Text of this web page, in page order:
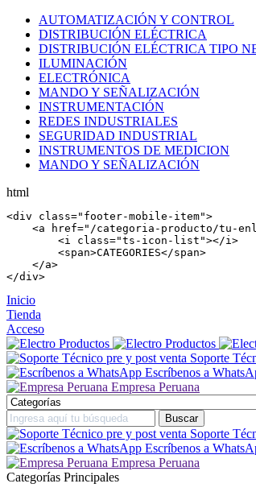
AUTOMATIZACIÓN Y CONTROL
DISTRIBUCIÓN ELÉCTRICA
DISTRIBUCIÓN ELÉCTRICA TIPO
ILUMINACIÓN
ELECTRÓNICA
MANDO Y SEÑALIZACIÓN
INSTRUMENTACIÓN
REDES INDUSTRIALES
SEGURIDAD INDUSTRIAL
INSTRUMENTOS DE MEDICION
MANDO Y SEÑALIZACIÓN
html
<div class="footer-mobile-item">
    <
a href="/categoria-producto/tu-
        <
i class="ts-icon-list"></i >
        <
span>CATEGORIES</span>
    </
a>
</div>
Inicio
Tienda
Acceso
Soporte
Escríbenos a
Empresa Peruana
Soporte
Escríbenos a
Empresa Peruana
Categorías Principales